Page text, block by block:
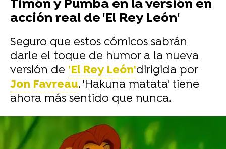
Timón y Pumba en la versión en
acción real de 'El Rey León'
Seguro que estos cómicos sabrán
darle el toque de humor a la nueva
versión de 'El Rey León'dirigida por
Jon Favreau. 'Hakuna matata' tiene
ahora más sentido que nunca.
-